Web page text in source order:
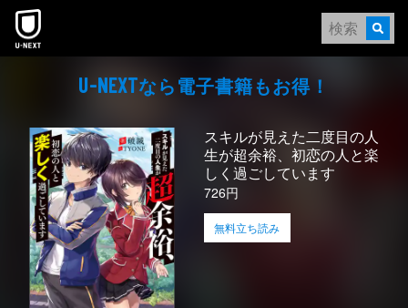
本文へスキップ
U-NEXTなら電⼦書籍もお得！
スキルが見えた二度目の人
生が超余裕、初恋の人と楽
しく過ごしています
726円
無料立ち読み